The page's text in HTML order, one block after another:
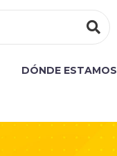
DÓNDE ESTAMOS